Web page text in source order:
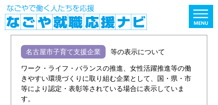
名古屋市子育て支援企業 等の表示について
ワーク・ライフ・バランスの推進、女性活躍推進等の働
きやすい環境づくりに取り組む企業として、国・県・市
等により認定・表彰等されている場合に表示していま
す。